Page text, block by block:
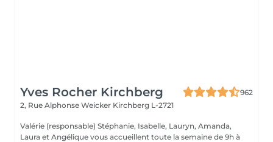
Yves Rocher Kirchberg
962
2, Rue Alphonse Weicker Kirchberg L-2721
Valérie (responsable) Stéphanie, Isabelle, Lauryn, Amanda,
Laura et Angélique vous accueillent toute la semaine de 9h à